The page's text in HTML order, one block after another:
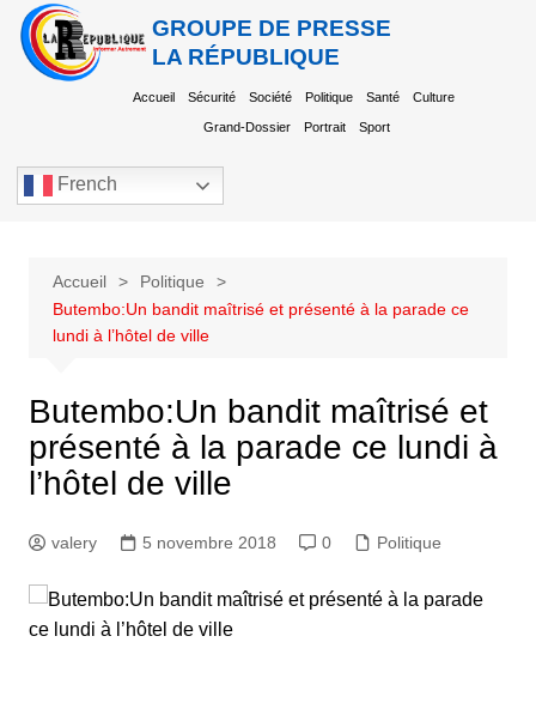
GROUPE DE PRESSE
LA RÉPUBLIQUE
Accueil Sécurité Société Politique Santé Culture
Grand-Dossier Portrait Sport
French
Accueil
Politique
Butembo:Un bandit maîtrisé et présenté à la parade ce
lundi à l’hôtel de ville
Butembo:Un bandit maîtrisé et
présenté à la parade ce lundi à
l’hôtel de ville
valery 5 novembre 2018 0 Politique